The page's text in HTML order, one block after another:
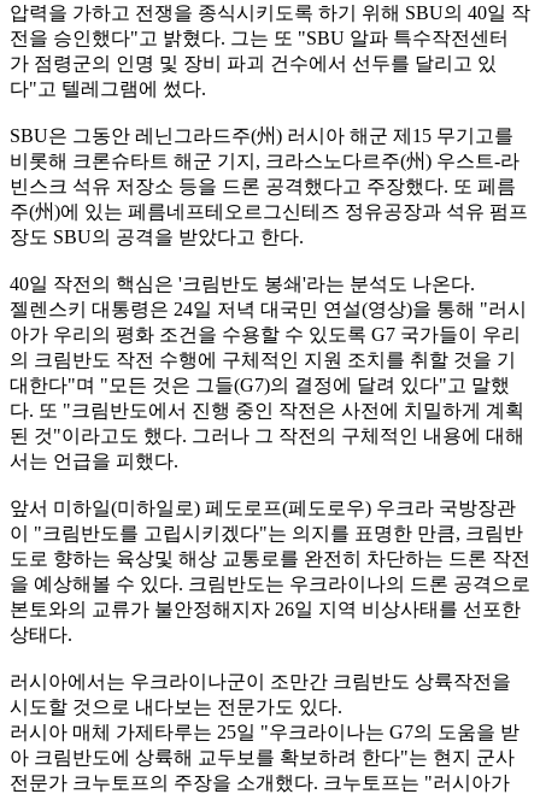
압력을 가하고 전쟁을 종식시키도록 하기 위해 SBU의 40일 작
전을 승인했다"고 밝혔다. 그는 또 "SBU 알파 특수작전센터
가 점령군의 인명 및 장비 파괴 건수에서 선두를 달리고 있
다"고 텔레그램에 썼다.
SBU은 그동안 레닌그라드주(州) 러시아 해군 제15 무기고를
비롯해 크론슈타트 해군 기지, 크라스노다르주(州) 우스트-라
빈스크 석유 저장소 등을 드론 공격했다고 주장했다. 또 페름
주(州)에 있는 페름네프테오르그신테즈 정유공장과 석유 펌프
장도 SBU의 공격을 받았다고 한다.
40일 작전의 핵심은 '크림반도 봉쇄'라는 분석도 나온다.
젤렌스키 대통령은 24일 저녁 대국민 연설(영상)을 통해 "러시
아가 우리의 평화 조건을 수용할 수 있도록 G7 국가들이 우리
의 크림반도 작전 수행에 구체적인 지원 조치를 취할 것을 기
대한다"며 "모든 것은 그들(G7)의 결정에 달려 있다"고 말했
다. 또 "크림반도에서 진행 중인 작전은 사전에 치밀하게 계획
된 것"이라고도 했다. 그러나 그 작전의 구체적인 내용에 대해
서는 언급을 피했다.
앞서 미하일(미하일로) 페도로프(페도로우) 우크라 국방장관
이 "크림반도를 고립시키겠다"는 의지를 표명한 만큼, 크림반
도로 향하는 육상및 해상 교통로를 완전히 차단하는 드론 작전
을 예상해볼 수 있다. 크림반도는 우크라이나의 드론 공격으로
본토와의 교류가 불안정해지자 26일 지역 비상사태를 선포한
상태다.
러시아에서는 우크라이나군이 조만간 크림반도 상륙작전을
시도할 것으로 내다보는 전문가도 있다.
러시아 매체 가제타루는 25일 "우크라이나는 G7의 도움을 받
아 크림반도에 상륙해 교두보를 확보하려 한다"는 현지 군사
전문가 크누토프의 주장을 소개했다. 크누토프는 "러시아가